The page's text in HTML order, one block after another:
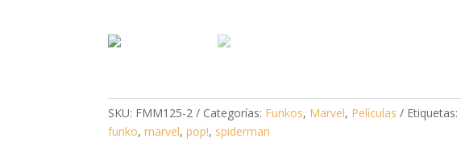
SKU: FMM125-2 Categorías: Funkos, Marvel, Películas Etiquetas:
funko,marvel,pop!, spiderman